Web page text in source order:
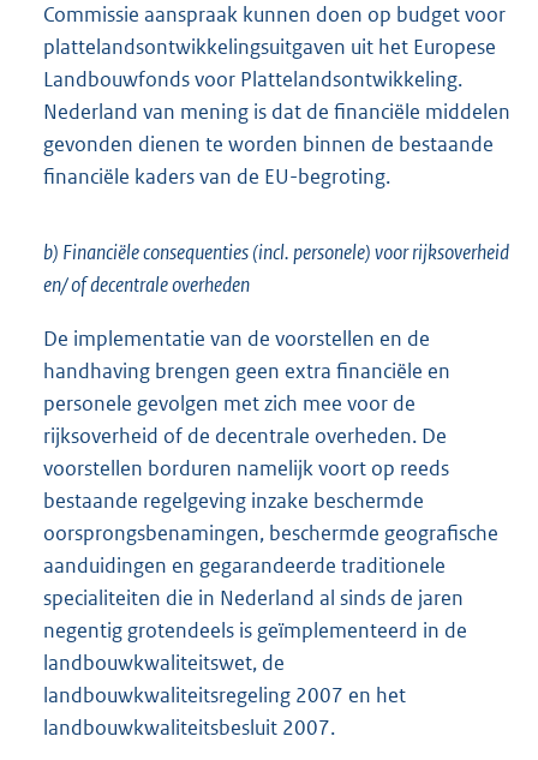
Commissie aanspraak kunnen doen op budget voor
plattelandsontwikkelingsuitgaven uit het Europese
Landbouwfonds voor Plattelandsontwikkeling.
Nederland van mening is dat de financiële middelen
gevonden dienen te worden binnen de bestaande
financiële kaders van de EU-begroting.
b) Financiële consequenties (incl. personele) voor rijksoverheid
en/ of decentrale overheden
De implementatie van de voorstellen en de
handhaving brengen geen extra financiële en
personele gevolgen met zich mee voor de
rijksoverheid of de decentrale overheden. De
voorstellen borduren namelijk voort op reeds
bestaande regelgeving inzake beschermde
oorsprongsbenamingen, beschermde geografische
aanduidingen en gegarandeerde traditionele
specialiteiten die in Nederland al sinds de jaren
negentig grotendeels is geïmplementeerd in de
landbouwkwaliteitswet, de
landbouwkwaliteitsregeling 2007 en het
landbouwkwaliteitsbesluit 2007.